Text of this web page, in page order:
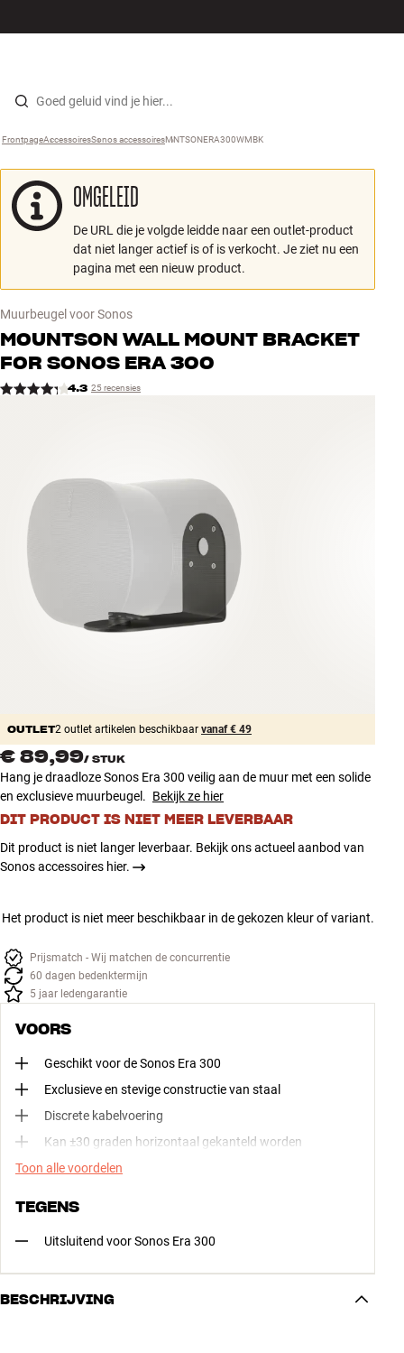
Skip to content
Luidsprekers
Koptelefoons
Surround
Tv
Systeem
Bouw met geluid
Frontpage ›
Accessoires ›
Sonos accessoires ›
MNTSONERA300WMBK
OMGELEID
De URL die je volgde leidde naar een outlet-product
dat niet langer actief is of is verkocht. Je ziet nu een
pagina met een nieuw product.
Muurbeugel voor Sonos
MOUNTSON WALL MOUNT BRACKET
FOR SONOS ERA 300
4.3 25 recensies
OUTLET2 outlet artikelen beschikbaar vanaf € 49
€ 89,99/ STUK
Hang je draadloze Sonos Era 300 veilig aan de muur met een solide
en exclusieve muurbeugel. Bekijk ze hier
DIT PRODUCT IS NIET MEER LEVERBAAR
Dit product is niet langer leverbaar. Bekijk ons actueel aanbod van
Sonos accessoires hier.
Het product is niet meer beschikbaar in de gekozen kleur of variant.
Prijsmatch - Wij matchen de concurrentie
60 dagen bedenktermijn
5 jaar ledengarantie
VOORS
Geschikt voor de Sonos Era 300
Exclusieve en stevige constructie van staal
Discrete kabelvoering
Kan ±30 graden horizontaal gekanteld worden
Toon alle voordelen
TEGENS
Uitsluitend voor Sonos Era 300
BESCHRIJVING